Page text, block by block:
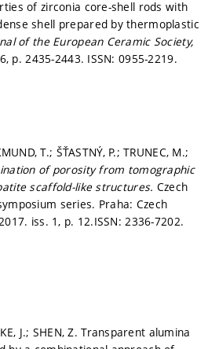
of zirconia core-shell rods with
shell prepared by thermoplastic
of the European Ceramic Society,
p. 2435-2443. ISSN: 0955-2219.
T.; ŠŤASTNÝ, P.; TRUNEC, M.;
of porosity from tomographic
scaffold-like structures. Czech
series. Praha: Czech
iss. 1, p. 12.ISSN: 2336-7202.
J.; SHEN, Z. Transparent alumina